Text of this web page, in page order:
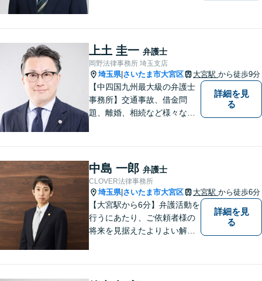
い！
上土 圭一 弁護士
岡野法律事務所 埼玉支店
埼玉県| さいたま市大宮区 大宮駅 から徒歩9分
【中四国九州最大級の弁護士
事務所】交通事故、借金問
題、離婚、相続など様々な問
い！
詳細を見
る
中島 一郎 弁護士
CLOVER法律事務所
埼玉県| さいたま市大宮区 大宮駅 から徒歩6分
【大宮駅から6分】弁護活動を
行うにあたり、ご依頼者様の
将来を見据えたよりよい解決
詳細を見
る